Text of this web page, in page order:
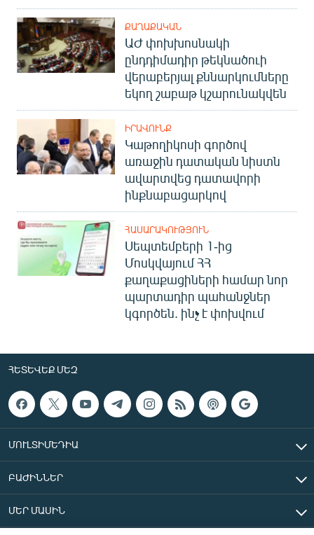
ՔԱՂԱՔԱԿԱՆ
ԱԺ փոխխոսնակի
ընդդիմադիր թեկնածուի
վերաբերյալ քննարկումները
եկող շաբաթ կշարունակվեն
ԻՐԱՎՈՒՆՔ
Կաթողիկոսի գործով
առաջին դատական նիստն
ավարտվեց դատավորի
ինքնաբացարկով
ՀԱՍԱՐԱԿՈՒԹՅՈՒՆ
Սեպտեմբերի 1-ից
Մոսկվայում ՀՀ
քաղաքացիների համար նոր
պարտադիր պահանջներ
կգործեն. ինչ է փոխվում
ՀԵՏԵՎԵՔ ՄԵԶ
ՄՈՒԼՏԻՄԵԴԻԱ
ԲԱԺԻՆՆԵՐ
ՄԵՐ ՄԱՍԻՆ